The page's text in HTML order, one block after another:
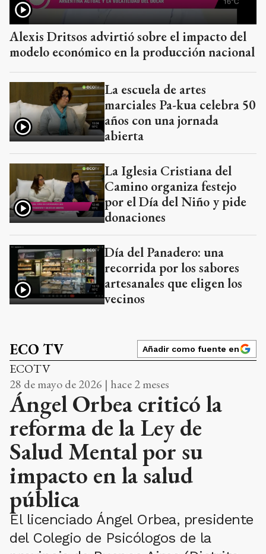
Alexis Dritsos advirtió sobre el impacto del
modelo económico en la producción nacional
La escuela de artes
marciales Pa-kua celebra 50
años con una jornada
abierta
La Iglesia Cristiana del
Camino organiza festejo
por el Día del Niño y pide
donaciones
Día del Panadero: una
recorrida por los sabores
artesanales que eligen los
vecinos
ECO TV Añadir como fuente en
ECOTV
28 de mayo de 2026 | hace 2 meses
Ángel Orbea criticó la
reforma de la Ley de
Salud Mental por su
impacto en la salud
pública
El licenciado Ángel Orbea, presidente
del Colegio de Psicólogos de la